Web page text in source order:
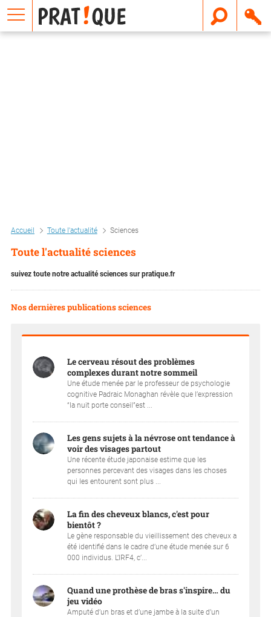
Accueil Toute l'actualité Sciences
Toute l'actualité sciences
suivez toute notre actualité sciences sur pratique.fr
Nos dernières publications sciences
Le cerveau résout des problèmes
complexes durant notre sommeil
Une étude menée par le professeur de psychologie
cognitive Padraic Monaghan révèle que l’expression
“la nuit porte conseil”est ...
Les gens sujets à la névrose ont tendance à
voir des visages partout
Une récente étude japonaise estime que les
personnes percevant des visages dans les choses
qui les entourent sont plus ...
La fin des cheveux blancs, c'est pour
bientôt ?
Le gène responsable du vieillissement des cheveux a
été identifié dans le cadre d’une étude menée sur 6
000 individus. L’IRF4, c’...
Quand une prothèse de bras s'inspire… du
jeu vidéo
Amputé d’un bras et d’une jambe à la suite d’un
E
m
a